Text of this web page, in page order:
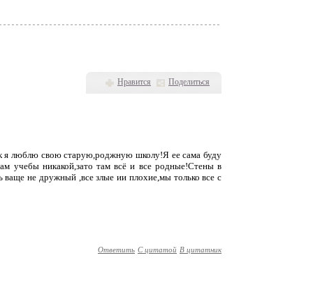
Нравится Поделиться
я люблю свою старую,роджную школу!Я ее сама буду
учебы никакой,зато там всё и все родные!Стены в
не дружный ,все злые ии плохие,мы только все с
Ответить С цитатой В цитатник